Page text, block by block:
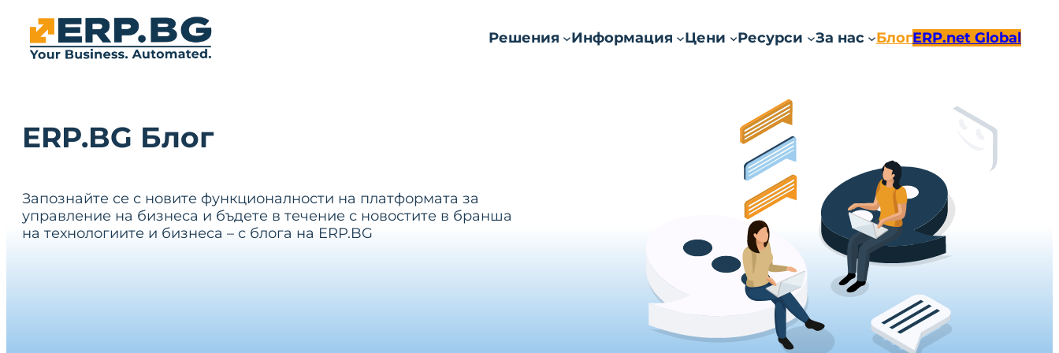
Решения Информация Цени Ресурси За нас БлогERP.net Global
ERP.BG Блог
Запознайте се с новите функционалности на платформата за
управление на бизнеса и бъдете в течение с новостите в бранша
на технологиите и бизнеса – с блога на ERP.BG